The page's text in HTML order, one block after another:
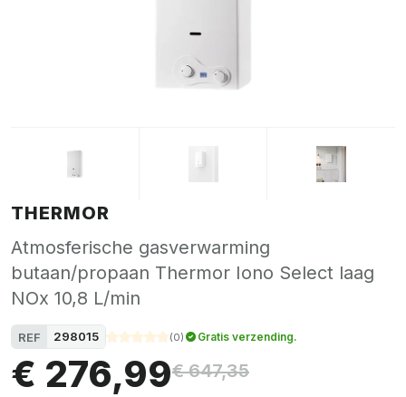
THERMOR
Atmosferische gasverwarming
butaan/propaan Thermor Iono Select laag
NOx 10,8 L/min
REF 298015 (0) Gratis verzending.
€ 276,99€ 647,35